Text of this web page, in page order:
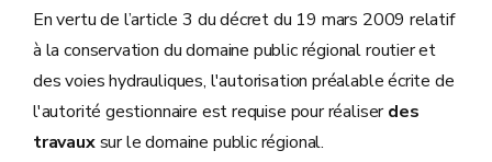
En vertu de l’article 3 du décret du 19 mars 2009 relatif
à la conservation du domaine public régional routier et
des voies hydrauliques, l'autorisation préalable écrite de
l'autorité gestionnaire est requise pour réaliserdes
travauxsur le domaine public régional.